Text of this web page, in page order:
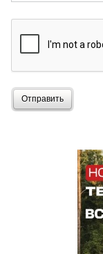
Отправить